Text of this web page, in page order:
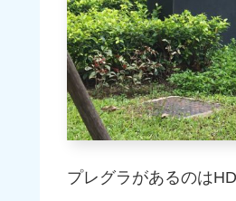
プレグラがあるのは